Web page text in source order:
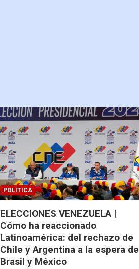
POLÍTICA
ELECCIONES VENEZUELA |
Cómo ha reaccionado
Latinoamérica: del rechazo de
Chile y Argentina a la espera de
Brasil y México